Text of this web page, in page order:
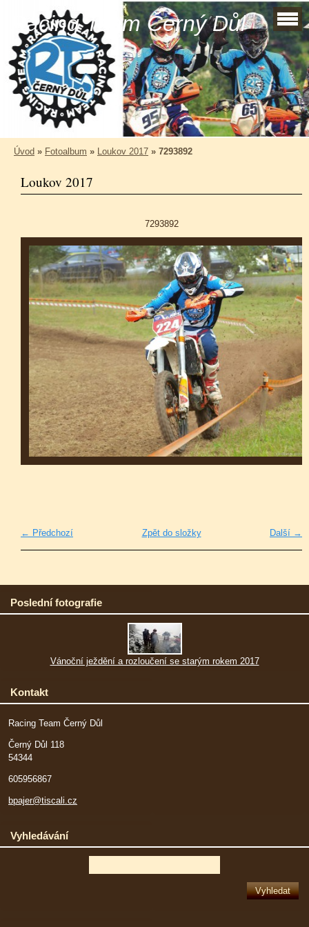
Racing Team Černý Důl
Úvod » Fotoalbum » Loukov 2017 » 7293892
Loukov 2017
7293892
← Předchozí Další →
Zpět do složky
Poslední fotografie
Vánoční ježdění a rozloučení se starým rokem 2017
Kontakt
Racing Team Černý Důl
Černý Důl 118
54344
605956867
bpajer@tiscali.cz
Vyhledávání